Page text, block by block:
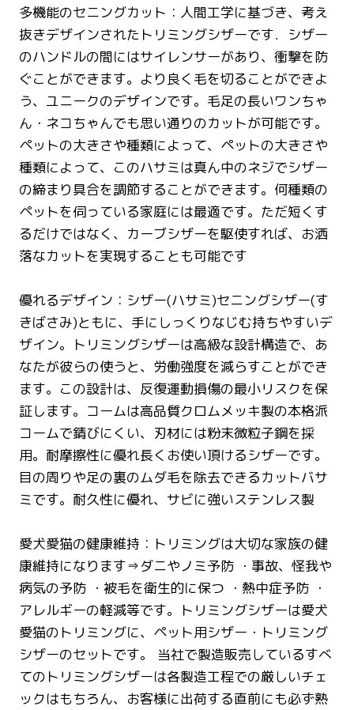
多機能のセニングカット：人間工学に基づき、考え
抜きデザインされたトリミングシザーです．シザー
のハンドルの間にはサイレンサーがあり、衝撃を防
ぐことができます。より良く毛を切ることができよ
う、ユニークのデザインです。毛足の長いワンちゃ
ん・ネコちゃんでも思い通りのカットが可能です。
ペットの大きさや種類によって、ペットの大きさや
種類によって、このハサミは真ん中のネジでシザー
の締まり具合を調節することができます。何種類の
ペットを伺っている家庭には最適です。ただ短くす
るだけではなく、カーブシザーを駆使すれば、お洒
落なカットを実現することも可能です
優れるデザイン：シザー(ハサミ)セニングシザー(す
きばさみ)ともに、手にしっくりなじむ持ちやすいデ
ザイン。トリミングシザーは高級な設計構造で、あ
なたが彼らの使うと、労働強度を減らすことができ
ます。この設計は、反復運動損傷の最小リスクを保
証します。コームは高品質クロムメッキ製の本格派
コームで錆びにくい、刃材には粉末微粒子鋼を採
用。耐摩擦性に優れ長くお使い頂けるシザーです。
目の周りや足の裏のムダ毛を除去できるカットバサ
ミです。耐久性に優れ、サビに強いステンレス製
愛犬愛猫の健康維持：トリミングは大切な家族の健
康維持になります⇒ダニやノミ予防 ・事故、怪我や
病気の予防 ・被毛を衛生的に保つ ・熱中症予防 ・
アレルギーの軽減等です。トリミングシザーは愛犬
愛猫のトリミングに、ペット用シザー・トリミング
シザーのセットです。 当社で製造販売しているすべ
てのトリミングシザーは各製造工程での厳しいチェ
ックはもちろん、お客様に出荷する直前にも必ず熟